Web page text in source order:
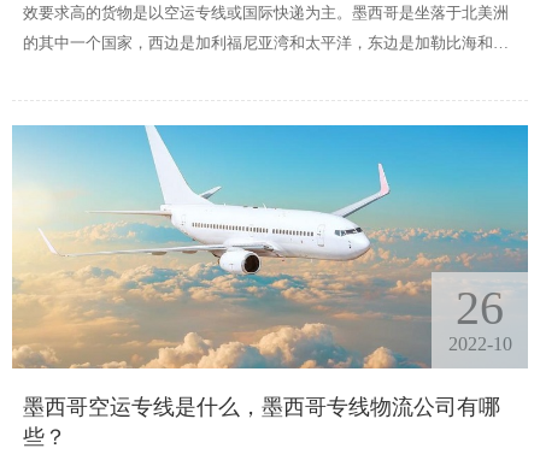
效要求高的货物是以空运专线或国际快递为主。墨西哥是坐落于北美洲
的其中一个国家，西边是加利福尼亚湾和太平洋，东边是加勒比海和墨
内选择海运专线到墨西哥的客户也是比较多的。
26
2022-10
墨西哥空运专线是什么，墨西哥专线物流公司有哪
些？